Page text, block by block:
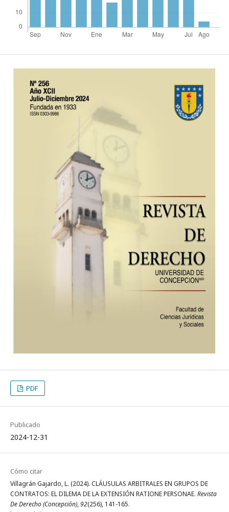
PDF
Publicado
2024-12-31
Cómo citar
Villagrán Gajardo, L. (2024). CLÁUSULAS ARBITRALES EN GRUPOS DE
CONTRATOS: EL DILEMA DE LA EXTENSIÓN RATIONE PERSONAE. Revista
De Derecho (Concepción),92(256), 141-165.